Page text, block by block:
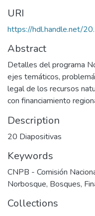
URI
https://hdl.handle.net/
Abstract
Detalles del programa
ejes temáticos,
legal de los recursos
con financiamiento
Description
20 Diapositivas
Keywords
CNPB - Comisión
Norbosque, Bosques,
Collections